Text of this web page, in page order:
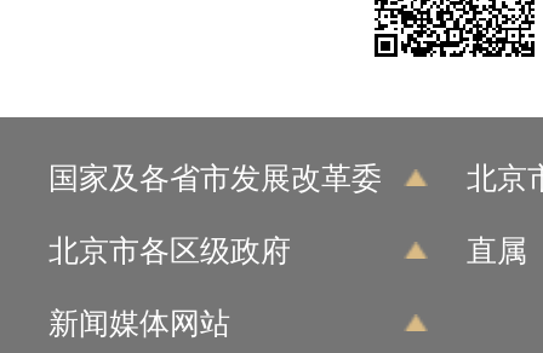
国家及各省市发展改革委 北京
北京市各区级政府 直属
新闻媒体网站